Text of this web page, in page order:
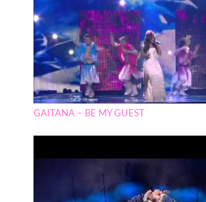
GAITANA – BE MY GUEST